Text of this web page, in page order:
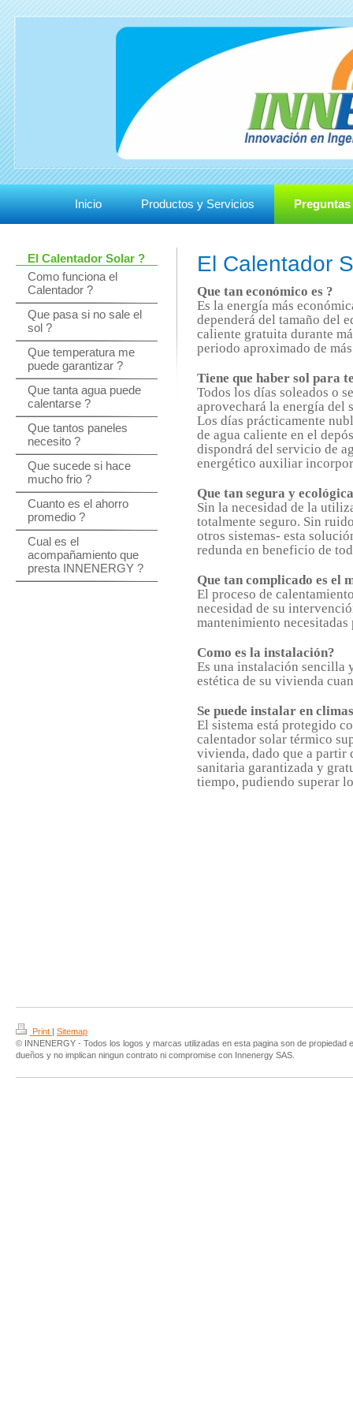
Inicio Productos y Servicios Preguntas
El Calentador Solar ?
Como funciona el
Calentador ?
Que pasa si no sale el
sol ?
Que temperatura me
puede garantizar ?
Que tanta agua puede
calentarse ?
Que tantos paneles
necesito ?
Que sucede si hace
mucho frio ?
Cuanto es el ahorro
promedio ?
Cual es el
acompañamiento que
presta INNENERGY ?
El Calentador
Que tan económico es ?
Es la energía más
dependerá del tamaño del
caliente gratuita durante
periodo aproximado de
Tiene que haber sol para
Todos los días soleados o
aprovechará la energía del
Los días prácticamente
de agua caliente en el
dispondrá del servicio de
energético auxiliar
Que tan segura y
Sin la necesidad de la
totalmente seguro. Sin
otros sistemas- esta
redunda en beneficio de
Que tan complicado es el
El proceso de
necesidad de su
mantenimiento necesitadas
Como es la instalación?
Es una instalación sencilla
estética de su vivienda
Se puede instalar en
El sistema está protegido
calentador solar térmico
vivienda, dado que a partir
sanitaria garantizada y
tiempo, pudiendo superar
Print
Sitemap
© INNENERGY - Todos los logos y marcas utilizadas en esta pagina son de propiedad
dueños y no implican ningun contrato ni compromise con Innenergy SAS.